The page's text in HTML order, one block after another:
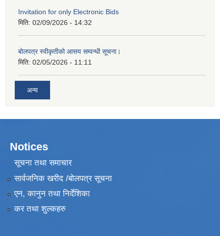
Invitation for only Electronic Bids
मिति: 02/09/2026 - 14:32
बोलपत्र स्वीकृतीको आसय सम्वन्धी सूचना।
मिति: 02/05/2026 - 11:11
अन्य
Notices
सूचना तथा समाचार
सार्वजनिक खरीद /बोलपत्र सूचना
एन, कानुन तथा निर्देशिका
कर तथा शुल्कहरु